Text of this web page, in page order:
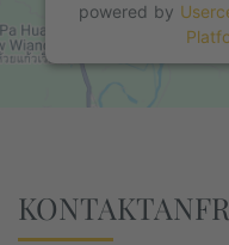
powered by